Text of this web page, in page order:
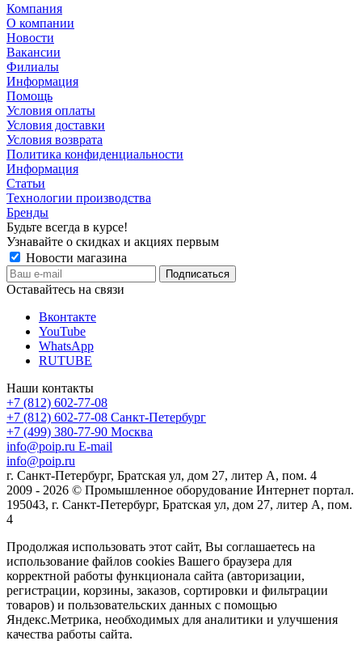
Компания
О компании
Новости
Вакансии
Филиалы
Информация
Помощь
Условия оплаты
Условия доставки
Условия возврата
Политика конфиденциальности
Информация
Статьи
Технологии производства
Бренды
Будьте всегда в курсе!
Узнавайте о скидках и акциях первым
Новости магазина
Оставайтесь на связи
Вконтакте
YouTube
WhatsApp
RUTUBE
Наши контакты
+7 (812) 602-77-08
+7 (812) 602-77-08 Санкт-Петербург
+7 (499) 380-77-90 Москва
info@poip.ru E-mail
info@poip.ru
г. Санкт-Петербург, Братская ул, дом 27, литер А, пом. 4
2009 - 2026 © Промышленное оборудование Интернет портал.
195043, г. Санкт-Петербург, Братская ул, дом 27, литер А, пом.
4
Продолжая использовать этот сайт, Вы соглашаетесь на
использование файлов cookies Вашего браузера для
корректной работы функционала сайта (авторизации,
регистрации, корзины, заказов, сортировки и фильтрации
товаров) и пользовательских данных с помощью
Яндекс.Метрика, необходимых для аналитики и улучшения
качества работы сайта.